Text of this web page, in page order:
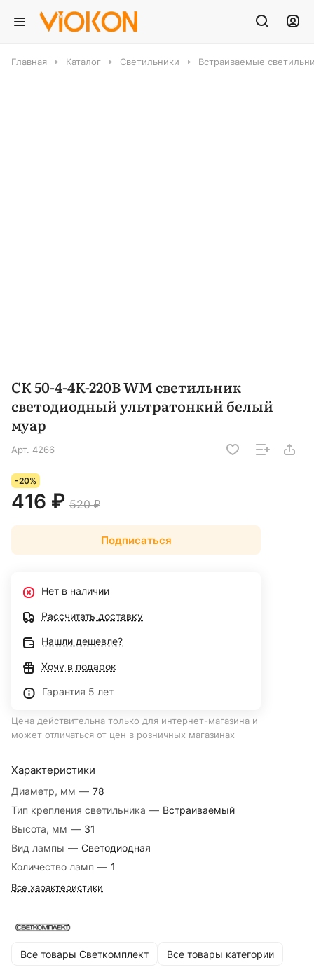
Главная Каталог Светильники Встраиваемые
СК 50-4-4K-220В WM светильник
светодиодный ультратонкий белый
муар
Арт. 4266
Характеристики
Диаметр, мм — 78
Тип крепления светильника — Встраиваемый
Высота, мм — 31
Вид лампы — Светодиодная
Количество ламп — 1
Все характеристики
Все товары Светкомплект Все товары категории
-20%
416 ₽ 520 ₽
Подписаться
Нет в наличии
Рассчитать доставку
Нашли дешевле?
Хочу в подарок
Гарантия 5 лет
Цена действительна только для интернет-магазина и
может отличаться от цен в розничных магазинах